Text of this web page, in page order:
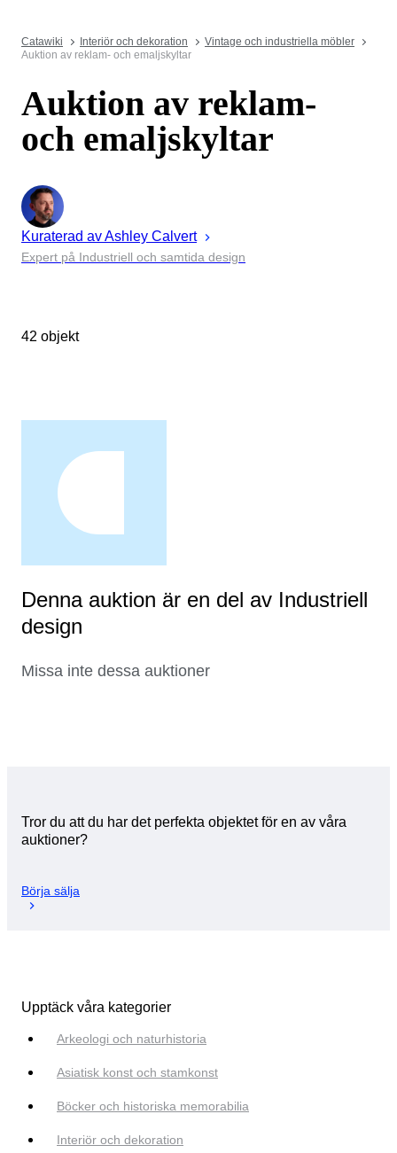
Catawiki Interiör och dekoration
Vintage och industriella möbler
Auktion av reklam- och emaljskyltar
Auktion av reklam-
och emaljskyltar
Kuraterad avAshley Calvert
Expert på Industriell och samtida design
42 objekt
Denna auktion är en del av Industriell
design
Missa inte dessa auktioner
Tror du att du har det perfekta objektet för en av våra
auktioner?
Börja sälja
Upptäck våra kategorier
Arkeologi och naturhistoria
Asiatisk konst och stamkonst
Böcker och historiska memorabilia
Interiör och dekoration